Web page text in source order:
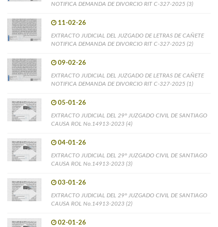
NOTIFICA DEMANDA DE DIVORCIO RIT C-327-2025 (3)
11-02-26
EXTRACTO JUDICIAL DEL JUZGADO DE LETRAS DE CAÑETE
NOTIFICA DEMANDA DE DIVORCIO RIT C-327-2025 (2)
09-02-26
EXTRACTO JUDICIAL DEL JUZGADO DE LETRAS DE CAÑETE
NOTIFICA DEMANDA DE DIVORCIO RIT C-327-2025 (1)
05-01-26
EXTRACTO JUDICIAL DEL 29° JUZGADO CIVIL DE SANTIAGO
CAUSA ROL No.14913-2023 (4)
04-01-26
EXTRACTO JUDICIAL DEL 29° JUZGADO CIVIL DE SANTIAGO
CAUSA ROL No.14913-2023 (3)
03-01-26
EXTRACTO JUDICIAL DEL 29° JUZGADO CIVIL DE SANTIAGO
CAUSA ROL No.14913-2023 (2)
02-01-26